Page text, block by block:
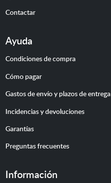
Contactar
Ayuda
Condiciones de compra
Cómo pagar
Gastos de envío y plazos de entrega
Incidencias y devoluciones
Garantías
Preguntas frecuentes
Información